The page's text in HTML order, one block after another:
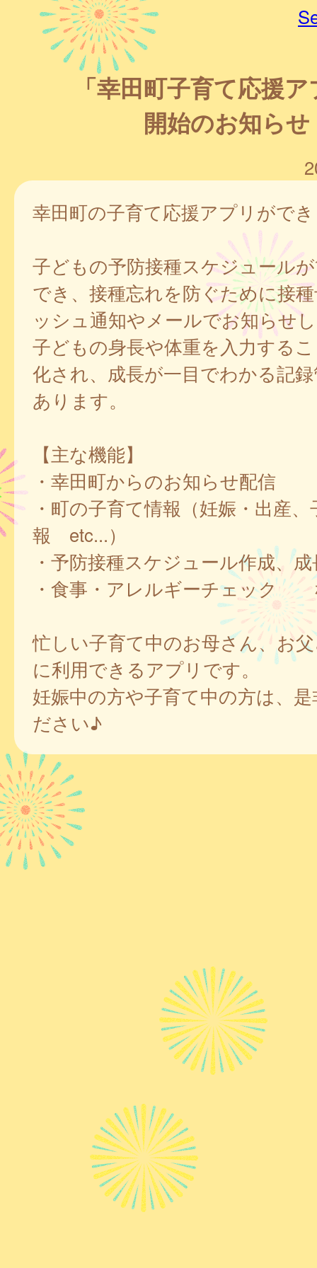
「幸田町子育て応援
開始のお知らせ
幸田町の子育て応援アプリがで
子どもの予防接種スケジュール
でき、接種忘れを防ぐために接
ッシュ通知やメールでお知らせ
子どもの身長や体重を入力する
化され、成長が一目でわかる記
あります。
【主な機能】
・幸田町からのお知らせ配信
・町の子育て情報（妊娠・出産
報 etc...）
・予防接種スケジュール作成、
・食事・アレルギーチェック
忙しい子育て中のお母さん、お
に利用できるアプリです。
妊娠中の方や子育て中の方は、
ださい♪